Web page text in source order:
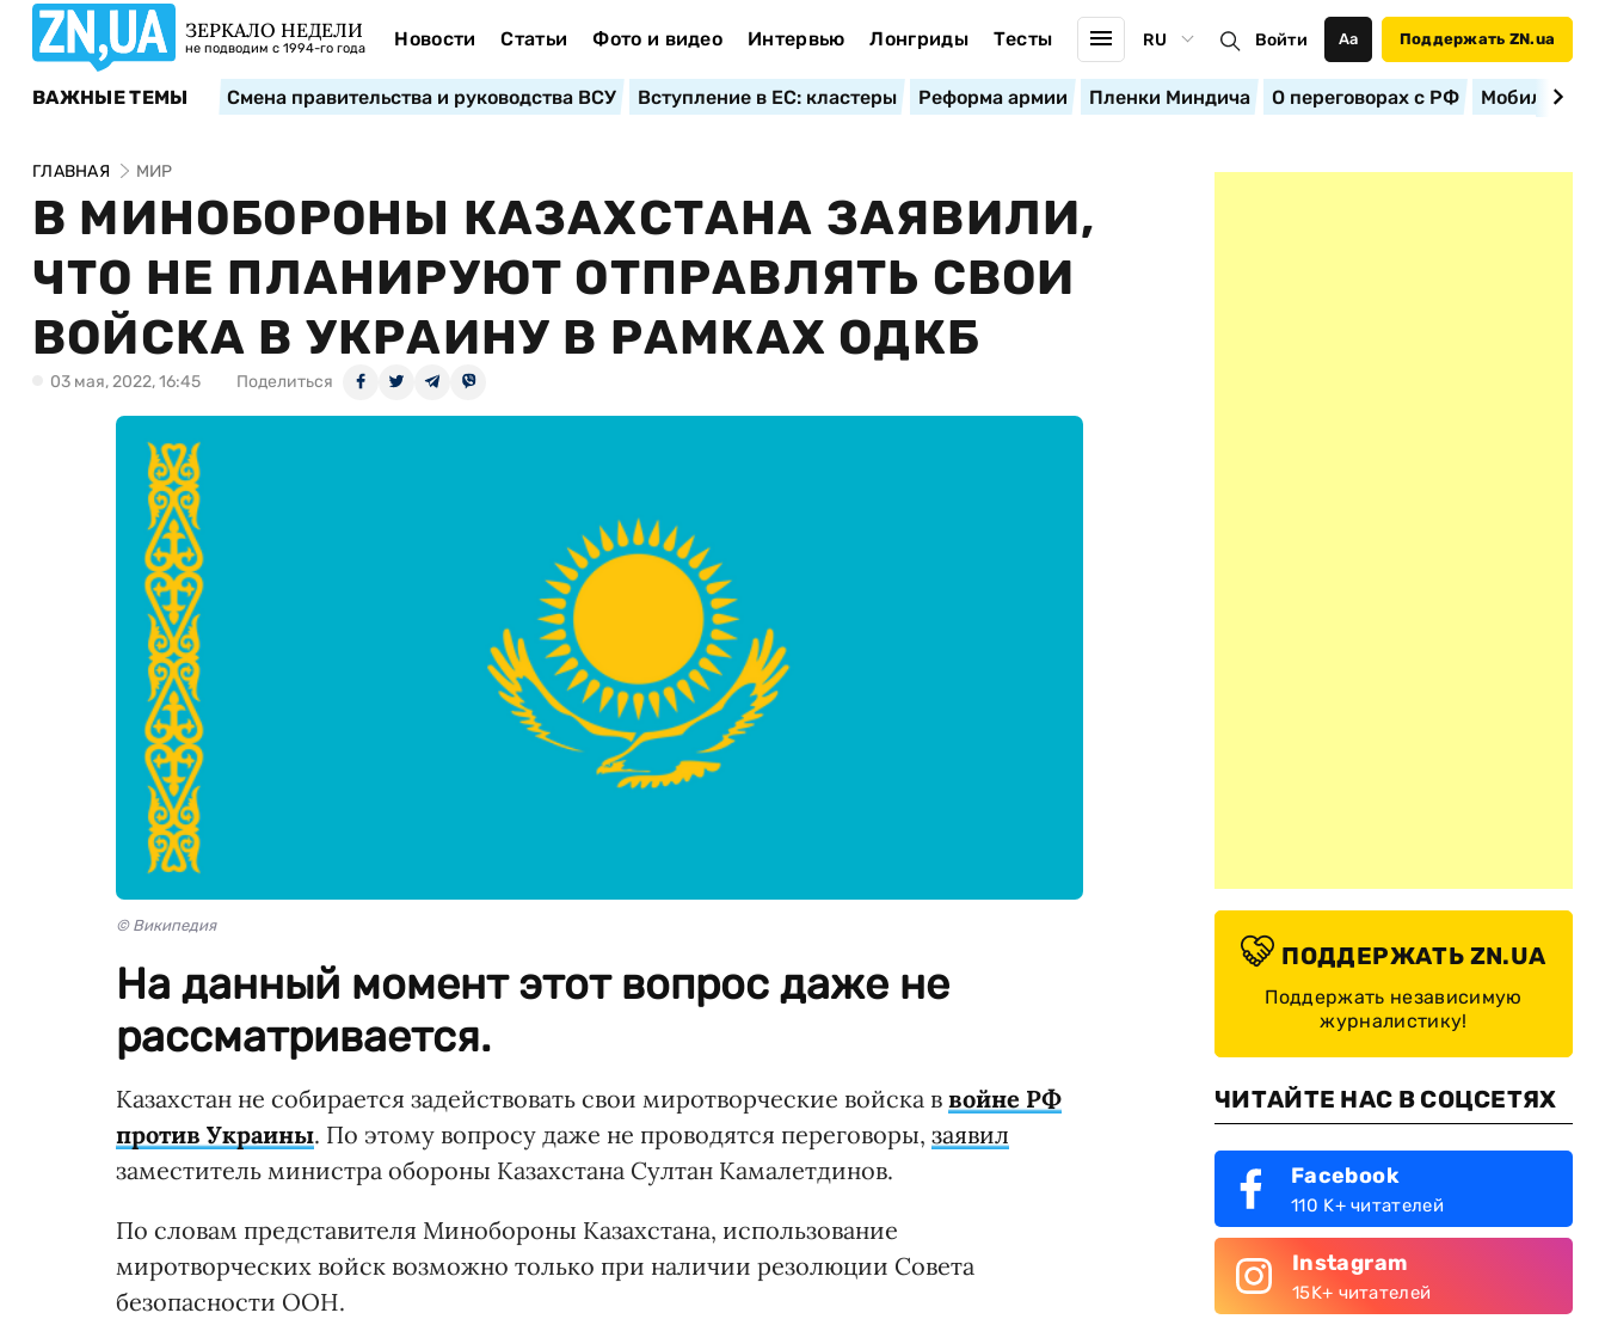
ЗЕРКАЛО НЕДЕЛИ
не подводим с 1994-го года Новости Статьи Фото и видео Интервью Лонгриды Тесты RU Войти Аа Поддержать ZN.ua
ВАЖНЫЕ ТЕМЫ Смена правительства и руководства ВСУ Вступление в ЕС: кластеры Реформа армии Пленки Миндича О переговорах с РФ
ГЛАВНАЯ МИР
В МИНОБОРОНЫ КАЗАХСТАНА ЗАЯВИЛИ,
ЧТО НЕ ПЛАНИРУЮТ ОТПРАВЛЯТЬ СВОИ
ВОЙСКА В УКРАИНУ В РАМКАХ ОДКБ
03 мая, 2022, 16:45 Поделиться
© Википедия
На данный момент этот вопрос даже не
рассматривается.
Казахстан не собирается задействовать свои миротворческие войска в войне РФ
против Украины. По этому вопросу даже не проводятся переговоры, заявил
заместитель министра обороны Казахстана Султан Камалетдинов.
По словам представителя Минобороны Казахстана, использование
миротворческих войск возможно только при наличии резолюции Совета
безопасности ООН.
ПОДДЕРЖАТЬ ZN.UA
Поддержать независимую
журналистику!
ЧИТАЙТЕ НАС В СОЦСЕТЯХ
Facebook
110 K+ читателей
Instagram
15K+ читателей